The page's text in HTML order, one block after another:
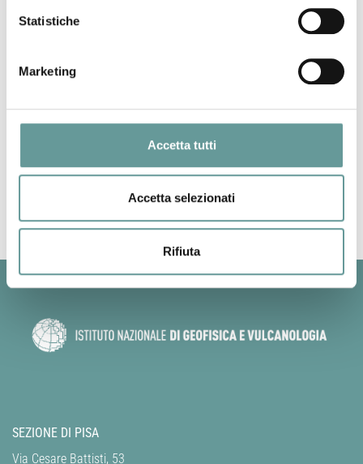
Statistiche
Marketing
Accetta tutti
Accetta selezionati
Rifiuta
L’evento avrà una durata di 2 ore.
ISCRIZIONE
inviando un’email a:
Back to top
SEZIONE DI PISA
Via Cesare Battisti, 53